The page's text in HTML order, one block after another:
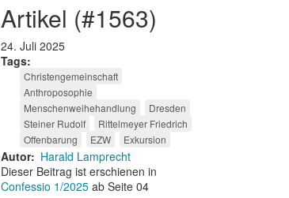
artikel (#1563)
24. Juli 2025
Tags
Christengemeinschaft
Anthroposophie
Menschenweihehandlung
Dresden
Steiner Rudolf
Rittelmeyer Friedrich
Offenbarung
EZW Exkursion
Autor
Harald Lamprecht
Dieser Beitrag ist erschienen in
Confessio 1/2025 ab Seite 04